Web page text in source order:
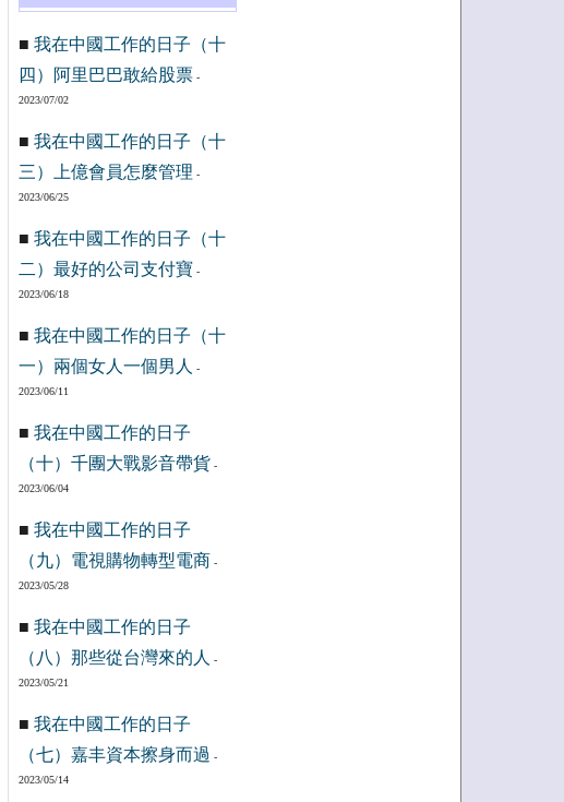
■ 我在中國工作的日子（十
四）阿里巴巴敢給股票-
2023/07/02
■ 我在中國工作的日子（十
三）上億會員怎麼管理 -
2023/06/25
■ 我在中國工作的日子（十
二）最好的公司支付寶 -
2023/06/18
■ 我在中國工作的日子（十
一）兩個女人一個男人
-
2023/06/11
■ 我在中國工作的日子
（十）千團大戰影音帶貨 -
2023/06/04
■ 我在中國工作的日子
（九）電視購物轉型電商 -
2023/05/28
■ 我在中國工作的日子
（八）那些從台灣來的人
-
2023/05/21
■ 我在中國工作的日子
（七）嘉丰資本擦身而過 -
2023/05/14